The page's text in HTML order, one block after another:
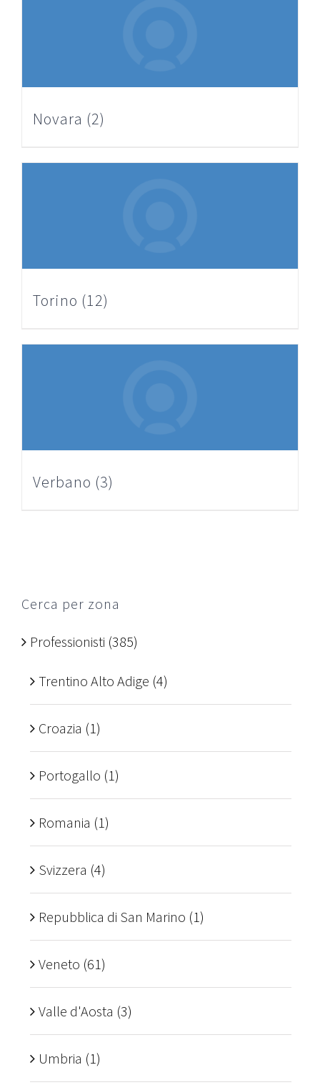
Novara (2)
Torino (12)
Verbano (3)
Cerca per zona
Professionisti (385)
Trentino Alto Adige (4)
Croazia (1)
Portogallo (1)
Romania (1)
Svizzera (4)
Repubblica di San Marino (1)
Veneto (61)
Valle d'Aosta (3)
Umbria (1)